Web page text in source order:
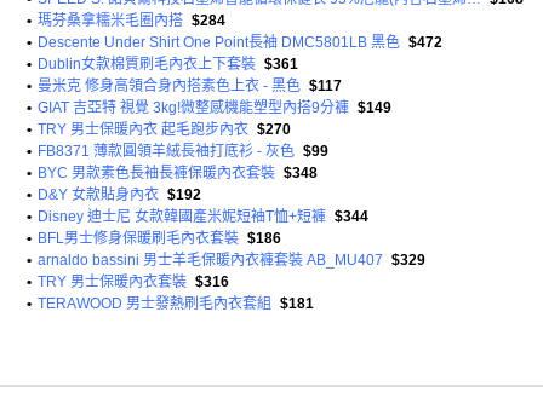
• 瑪芬桑拿糯米毛圈內搭 $284
• Descente Under Shirt One Point長袖 DMC5801LB 黑色 $472
• Dublin女款棉質刷毛內衣上下套裝 $361
• 曼米克 修身高領合身內搭素色上衣 - 黑色 $117
• GIAT 吉亞特 視覺 3kg!微整感機能塑型內搭9分褲 $149
• TRY 男士保暖內衣 起毛跑步內衣 $270
• FB8371 薄款圓領羊絨長袖打底衫 - 灰色 $99
• BYC 男款素色長袖長褲保暖內衣套裝 $348
• D&Y 女款貼身內衣 $192
• Disney 迪士尼 女款韓國產米妮短袖T恤+短褲 $344
• BFL男士修身保暖刷毛內衣套裝 $186
• arnaldo bassini 男士羊毛保暖內衣褲套裝 AB_MU407 $329
• TRY 男士保暖內衣套裝 $316
• TERAWOOD 男士發熱刷毛內衣套組 $181